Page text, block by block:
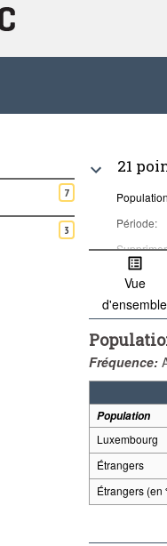
7
3
21
Période:
Vue
d'ensemble
Fréquence:
Population
Luxembourg
Étrangers
Étrangers (en